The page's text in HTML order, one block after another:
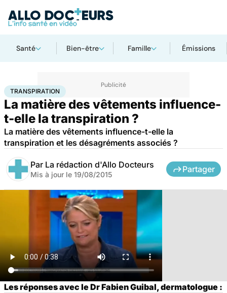
Santé Bien-être Famille Émissions
AccueilSantéTranspiration
TRANSPIRATION
La matière des vêtements influence-
t-elle la transpiration ?
La matière des vêtements influence-t-elle la
transpiration et les désagréments associés ?
Par La rédaction d'Allo Docteurs
Mis à jour le 19/08/2015
Partager
Les réponses avec le Dr Fabien Guibal, dermatologue :